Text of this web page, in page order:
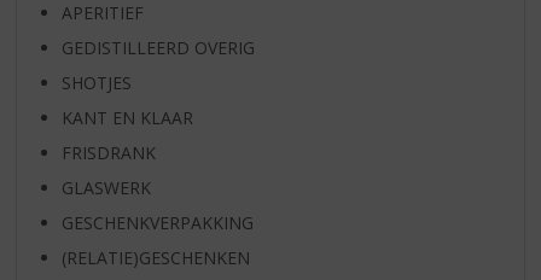
APERITIEF
GEDISTILLEERD OVERIG
SHOTJES
KANT EN KLAAR
FRISDRANK
GLASWERK
GESCHENKVERPAKKING
(RELATIE)GESCHENKEN